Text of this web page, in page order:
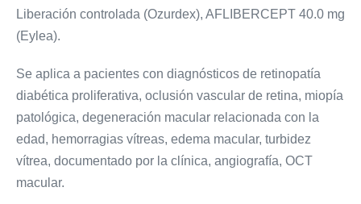
Liberación controlada (Ozurdex), AFLIBERCEPT 40.0 mg
(Eylea).
Se aplica a pacientes con diagnósticos de retinopatía
diabética proliferativa, oclusión vascular de retina, miopía
patológica, degeneración macular relacionada con la
edad, hemorragias vítreas, edema macular, turbidez
vítrea, documentado por la clínica, angiografía, OCT
macular.